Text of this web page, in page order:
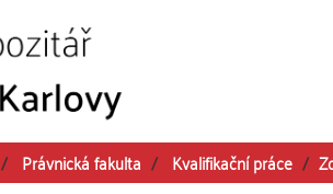
Právnická fakulta Kvalifikační práce